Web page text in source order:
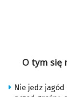
O tym się
Nie jedz